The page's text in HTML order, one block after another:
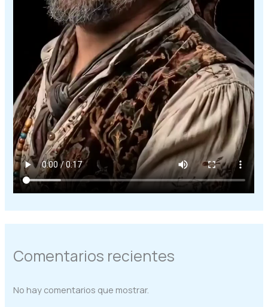
Comentarios recientes
No hay comentarios que mostrar.